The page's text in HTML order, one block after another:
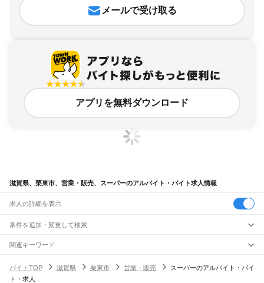
メールで受け取る
アプリを無料ダウンロード
滋賀県、栗東市、営業・販売、スーパーのアルバイト・バイト求人情報
求人の詳細を表示
条件を追加・変更して検索
市区町村を追加・変更
滋賀県すべて
大津市
駅を追加・変更
関連キーワード
滋賀県 栗東市 営業・販売 コンビニ コンビニスタッフ
滋賀県 栗東市 スーパー レジ
バイトTOP 滋賀県 栗東市 営業・販売
スーパーのアルバイト・バイ
ト・求人